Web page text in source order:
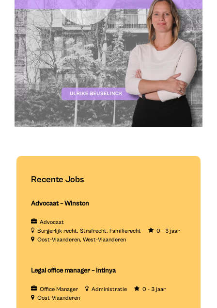
Recente Jobs
Advocaat – Winston
Advocaat
Burgerlijk recht Strafrecht Familierecht
0 - 3 jaar
Oost-Vlaanderen West-Vlaanderen
Legal office manager – Intinya
Office Manager Administratie
0 - 3 jaar
Oost-Vlaanderen